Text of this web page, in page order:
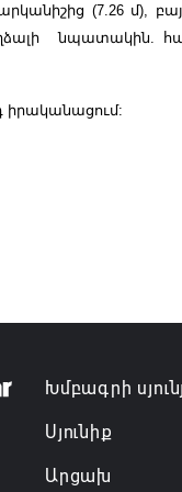
(7.26 մ),
նպատակին.
Խմբագրի
Սյունիք
Արցախ